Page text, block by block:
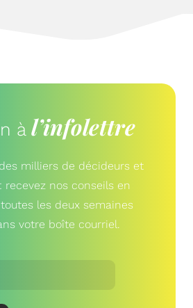
à l’infolettre
milliers de décideurs et
recevez nos conseils en
les deux semaines
votre boîte courriel.